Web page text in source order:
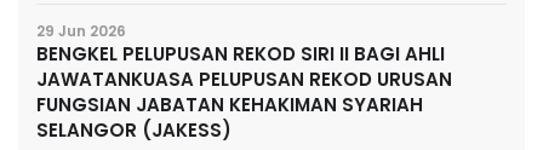
29 Jun 2026
BENGKEL PELUPUSAN REKOD SIRI II BAGI AHLI
JAWATANKUASA PELUPUSAN REKOD URUSAN
FUNGSIAN JABATAN KEHAKIMAN SYARIAH
SELANGOR (JAKESS)